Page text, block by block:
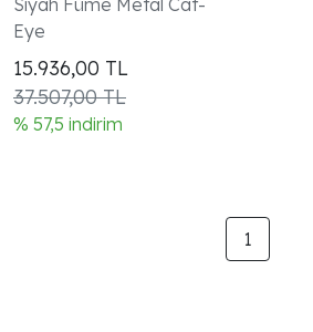
Eye
15.936,00 TL
37.507,00 TL
% 57,5 indirim
1